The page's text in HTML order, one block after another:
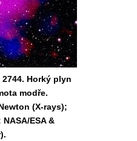
Horký plyn
modře.
(X-rays);
ESA &